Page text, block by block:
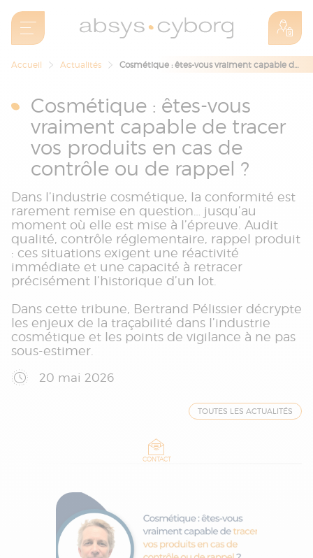
Accueil Actualités Cosmétique : êtes-vous vraiment capable de tracer vos produits en cas de contrôle ou de rappel ?
Cosmétique : êtes-vous
vraiment capable de tracer
vos produits en cas de
contrôle ou de rappel ?
Dans l’industrie cosmétique, la conformité est
rarement remise en question… jusqu’au
moment où elle est mise à l’épreuve. Audit
qualité, contrôle réglementaire, rappel produit
: ces situations exigent une réactivité
immédiate et une capacité à retracer
précisément l’historique d’un lot.
Dans cette tribune, Bertrand Pélissier décrypte
les enjeux de la traçabilité dans l’industrie
cosmétique et les points de vigilance à ne pas
sous-estimer.
20 mai 2026
TOUTES LES ACTUALITÉS
CONTACT